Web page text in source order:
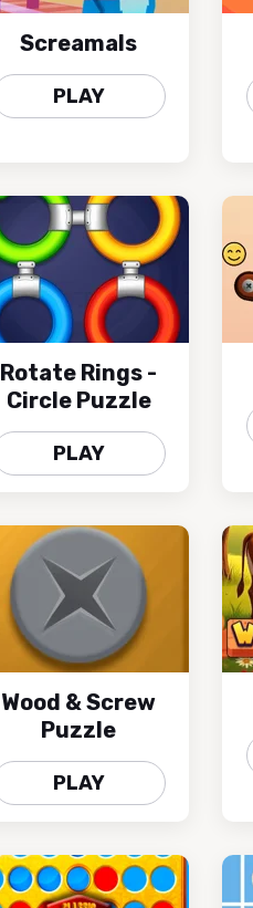
Screamals
PLAY
Rotate Rings -
Circle Puzzle
PLAY
Wood & Screw
Puzzle
PLAY